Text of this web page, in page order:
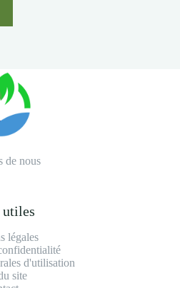
de nous
légales
d'utilisation
site